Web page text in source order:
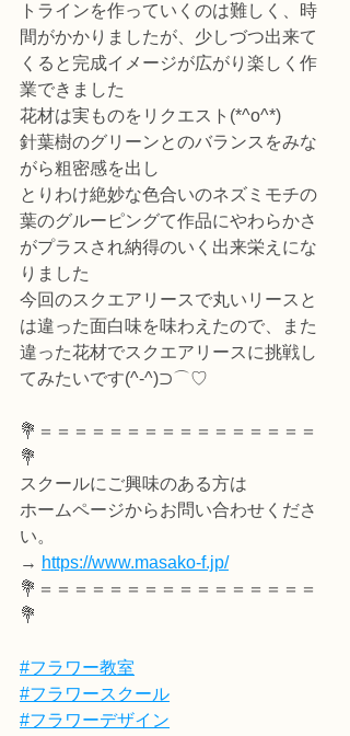
トラインを作っていくのは難しく、時
間がかかりましたが、少しづつ出来て
くると完成イメージが広がり楽しく作
業できました
花材は実ものをリクエスト(*^o^*)
針葉樹のグリーンとのバランスをみな
がら粗密感を出し
とりわけ絶妙な色合いのネズミモチの
葉のグルーピングて作品にやわらかさ
がプラスされ納得のいく出来栄えにな
りました
今回のスクエアリースで丸いリースと
は違った面白味を味わえたので、また
違った花材でスクエアリースに挑戦し
てみたいです(^-^)⊃⌒♡
💐＝＝＝＝＝＝＝＝＝＝＝＝＝＝＝＝
💐
スクールにご興味のある方は
ホームページからお問い合わせくださ
い。
→ https://www.masako-f.jp/
💐＝＝＝＝＝＝＝＝＝＝＝＝＝＝＝＝
💐
#フラワー教室
#フラワースクール
#フラワーデザイン